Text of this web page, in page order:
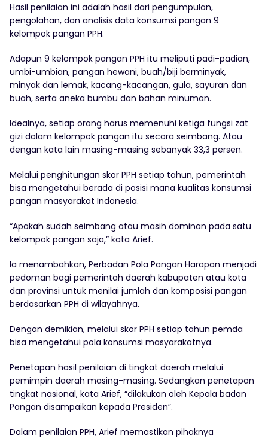
Hasil penilaian ini adalah hasil dari pengumpulan,
pengolahan, dan analisis data konsumsi pangan 9
kelompok pangan PPH.
Adapun 9 kelompok pangan PPH itu meliputi padi-padian,
umbi-umbian, pangan hewani, buah/biji berminyak,
minyak dan lemak, kacang-kacangan, gula, sayuran dan
buah, serta aneka bumbu dan bahan minuman.
Idealnya, setiap orang harus memenuhi ketiga fungsi zat
gizi dalam kelompok pangan itu secara seimbang. Atau
dengan kata lain masing-masing sebanyak 33,3 persen.
Melalui penghitungan skor PPH setiap tahun, pemerintah
bisa mengetahui berada di posisi mana kualitas konsumsi
pangan masyarakat Indonesia.
“Apakah sudah seimbang atau masih dominan pada satu
kelompok pangan saja,” kata Arief.
Ia menambahkan, Perbadan Pola Pangan Harapan menjadi
pedoman bagi pemerintah daerah kabupaten atau kota
dan provinsi untuk menilai jumlah dan komposisi pangan
berdasarkan PPH di wilayahnya.
Dengan demikian, melalui skor PPH setiap tahun pemda
bisa mengetahui pola konsumsi masyarakatnya.
Penetapan hasil penilaian di tingkat daerah melalui
pemimpin daerah masing-masing. Sedangkan penetapan
tingkat nasional, kata Arief, “dilakukan oleh Kepala badan
Pangan disampaikan kepada Presiden”.
Dalam penilaian PPH, Arief memastikan pihaknya